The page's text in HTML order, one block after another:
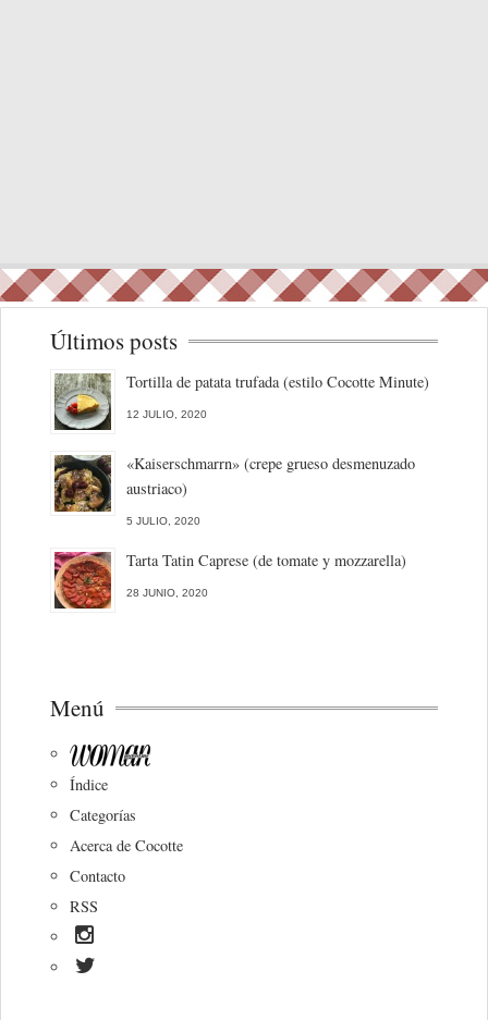
Últimos posts
Tortilla de patata trufada (estilo Cocotte Minute)
12 JULIO, 2020
«Kaiserschmarrn» (crepe grueso desmenuzado
austriaco)
5 JULIO, 2020
Tarta Tatin Caprese (de tomate y mozzarella)
28 JUNIO, 2020
Menú
Índice
Categorías
Acerca de Cocotte
Contacto
RSS